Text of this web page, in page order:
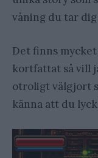
våning du tar
Det finns
kortfattat så vill
otroligt välgjort
känna att du